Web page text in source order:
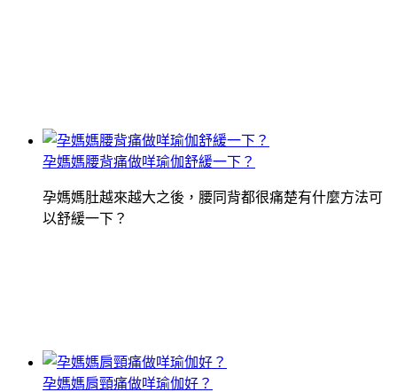
孕媽媽腰背痛做咩瑜伽舒緩一下？
孕媽媽肚越來越大之後，腰同背都很痛楚有什麼方法可
以舒緩一下？
孕媽媽肩頸痛做咩瑜伽好？